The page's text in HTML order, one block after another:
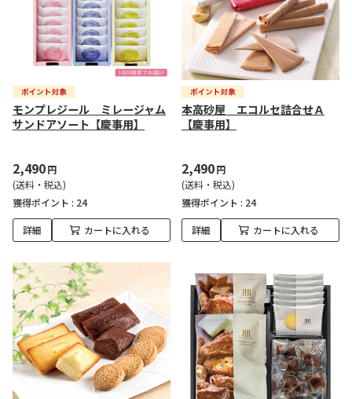
モンプレジール ミレージャム
サンドアソート【慶事用】
2,490円
(送料・税込)
獲得ポイント : 24
詳細 カートに入れる
本高砂屋 エコルセ詰合せＡ
【慶事用】
2,490円
(送料・税込)
獲得ポイント : 24
詳細 カートに入れる